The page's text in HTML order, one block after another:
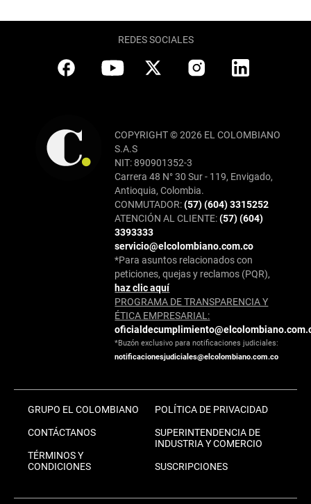
REDES SOCIALES
COPYRIGHT © 2026 EL COLOMBIANO
S.A.S
NIT: 890901352-3
Carrera 48 N° 30 Sur - 119, Envigado,
Antioquia, Colombia.
CONMUTADOR:(57) (604) 3315252
ATENCIÓN AL CLIENTE:(57) (604)
3393333
servicio@elcolombiano.com.co
*Para asuntos relacionados con
peticiones, quejas y reclamos (PQR),
haz clic aquí
PROGRAMA DE TRANSPARENCIA Y
ÉTICA EMPRESARIAL:
*Buzón exclusivo para notificaciones judiciales:
notificacionesjudiciales@elcolombiano.com.co
GRUPO EL COLOMBIANO
CONTÁCTANOS
TÉRMINOS Y
CONDICIONES
POLÍTICA DE PRIVACIDAD
SUPERINTENDENCIA DE
INDUSTRIA Y COMERCIO
SUSCRIPCIONES